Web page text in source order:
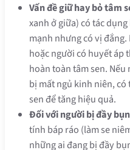
Vấn đề giữ hay bỏ tâm
xanh ở giữa) có tác
mạnh nhưng có vị
hoặc người có huyết áp
hoàn toàn tâm sen.
bị mất ngủ kinh niên,
sen để tăng hiệu quả.
Đối với người bị đầy
tính báp ráo (làm se
những ai đang bị đầy